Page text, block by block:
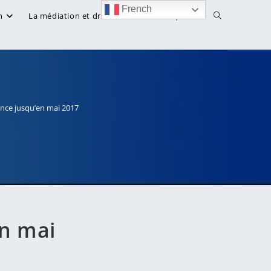
La médiation et droit Bibliothèque Toggle
website
jusqu’en mai 2017
mai
French